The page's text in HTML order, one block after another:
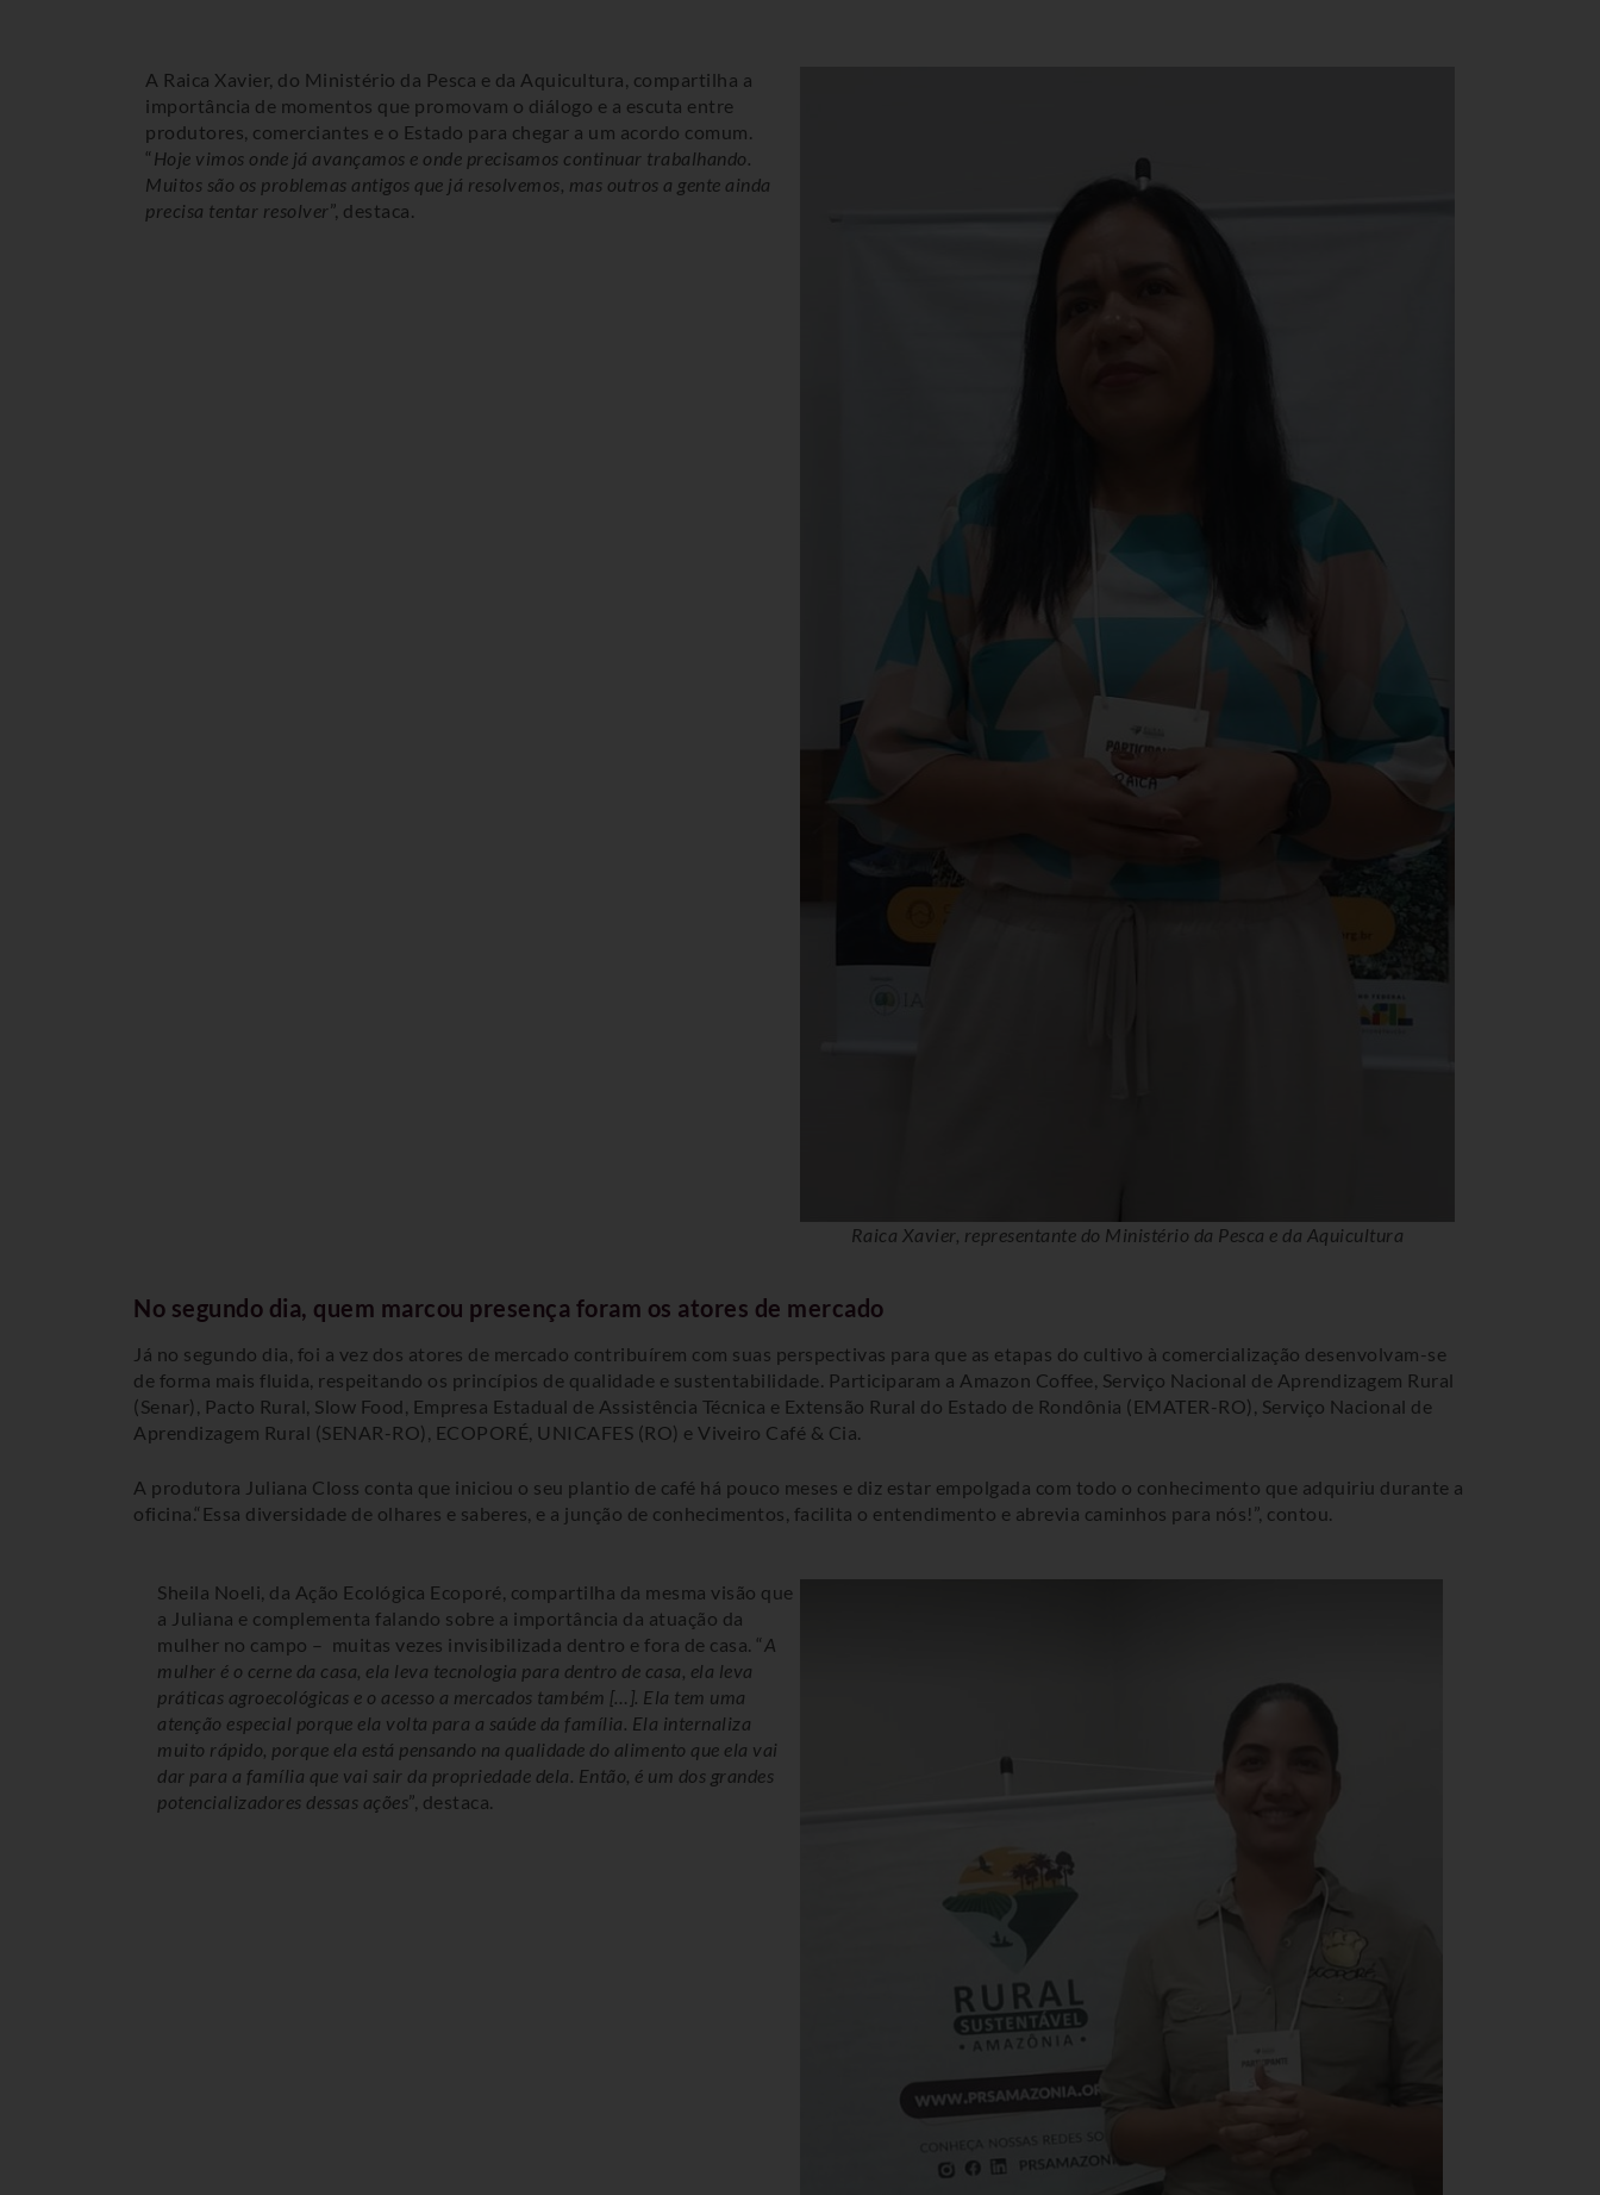
A Raica Xavier, do Ministério da Pesca e da Aquicultura, compartilha a
importância de momentos que promovam o diálogo e a escuta entre
produtores, comerciantes e o Estado para chegar a um acordo comum.
“ Hoje vimos onde já avançamos e onde precisamos continuar trabalhando.
Muitos são os problemas antigos que já resolvemos, mas outros a gente ainda
precisa tentar resolver”, destaca.
Raica Xavier, representante do Ministério da Pesca e da Aquicultura
No segundo dia, quem marcou presença foram os atores de mercado
Já no segundo dia, foi a vez dos atores de mercado contribuírem com suas perspectivas para que as etapas do cultivo à comercialização desenvolvam-se
de forma mais fluida, respeitando os princípios de qualidade e sustentabilidade. Participaram a Amazon Coffee, Serviço Nacional de Aprendizagem Rural
(Senar), Pacto Rural, Slow Food, Empresa Estadual de Assistência Técnica e Extensão Rural do Estado de Rondônia (EMATER-RO), Serviço Nacional de
Aprendizagem Rural (SENAR-RO), ECOPORÉ, UNICAFES (RO) e Viveiro Café & Cia.
A produtora Juliana Closs conta que iniciou o seu plantio de café há pouco meses e diz estar empolgada com todo o conhecimento que adquiriu durante a
oficina.“Essa diversidade de olhares e saberes, e a junção de conhecimentos, facilita o entendimento e abrevia caminhos para nós!”, contou.
Sheila Noeli, da Ação Ecológica Ecoporé, compartilha da mesma visão que
a Juliana e complementa falando sobre a importância da atuação da
mulher no campo – muitas vezes invisibilizada dentro e fora de casa. “A
mulher é o cerne da casa, ela leva tecnologia para dentro de casa, ela leva
práticas agroecológicas e o acesso a mercados também […]. Ela tem uma
atenção especial porque ela volta para a saúde da família. Ela internaliza
muito rápido, porque ela está pensando na qualidade do alimento que ela vai
dar para a família que vai sair da propriedade dela. Então, é um dos grandes
potencializadores dessas ações”, destaca.